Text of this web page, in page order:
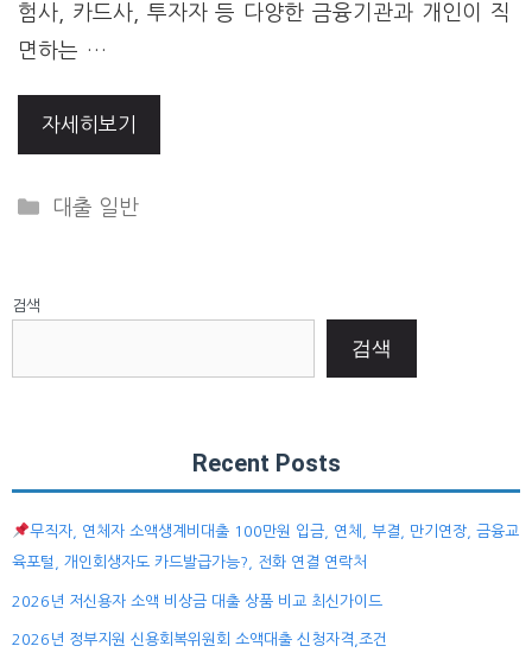
험사, 카드사, 투자자 등 다양한 금융기관과 개인이 직
면하는 …
자세히보기
Categories
대출 일반
검색
검색
Recent Posts
무직자, 연체자 소액생계비대출 100만원 입금, 연체, 부결, 만기연장, 금융교
육포털, 개인회생자도 카드발급가능?, 전화 연결 연락처
2026년 저신용자 소액 비상금 대출 상품 비교 최신가이드
2026년 정부지원 신용회복위원회 소액대출 신청자격,조건